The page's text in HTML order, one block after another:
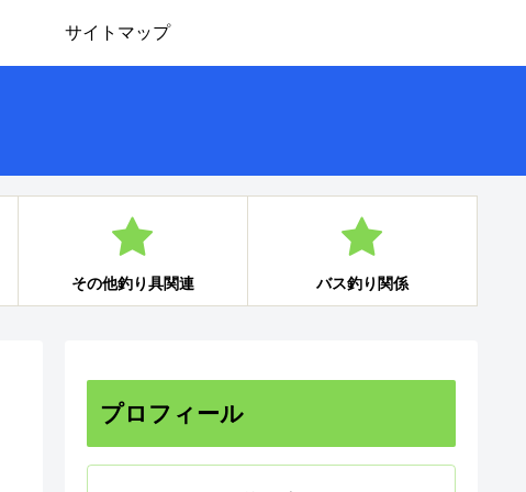
サイトマップ
その他釣り具関連 バス釣り関係
プロフィール